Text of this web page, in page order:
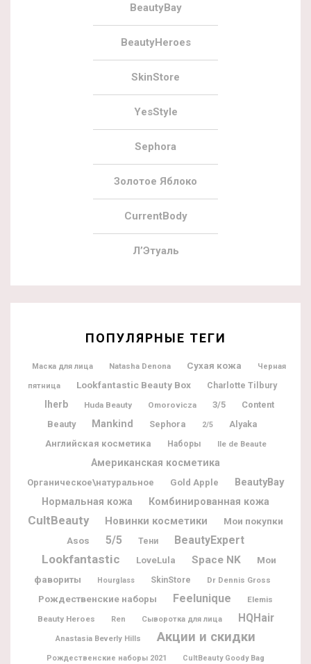
BeautyBay
BeautyHeroes
SkinStore
YesStyle
Sephora
Золотое Яблоко
CurrentBody
Л’Этуаль
ПОПУЛЯРНЫЕ ТЕГИ
Маска для лица Natasha Denona Сухая кожа Черная
пятница Lookfantastic Beauty Box Charlotte Tilbury
Iherb Huda Beauty Omorovicza 3/5
Content
Beauty
Mankind Sephora 2/5
Alyaka
Английская косметика
Наборы Ile de Beaute
Американская косметика
Органическое\натуральное Gold Apple BeautyBay
Нормальная кожа Комбинированная кожа
CultBeauty Новинки косметики Мои покупки
Asos 5/5 Тени BeautyExpert
Lookfantastic LoveLula Space NK
Мои
фавориты
Hourglass SkinStore Dr Dennis Gross
Рождественские наборы Feelunique
Elemis
Beauty Heroes
Ren Сыворотка для лица HQHair
Anastasia Beverly Hills Акции и скидки
Рождественские наборы 2021 CultBeauty Goody Bag